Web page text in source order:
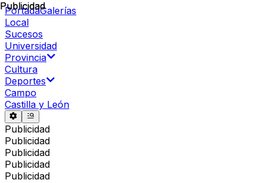
PortadaGalerías
Local
Sucesos
Universidad
Provincia
Cultura
Deportes
Campo
Castilla y León
Publicidad
Publicidad
Publicidad
Publicidad
Publicidad
Publicidad
Publicidad